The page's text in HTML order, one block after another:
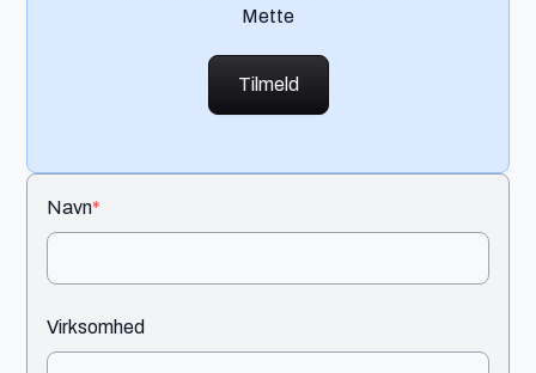
Mette
Tilmeld
Navn*
Virksomhed